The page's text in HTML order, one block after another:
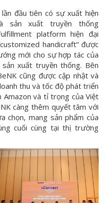
đầu tiên có sự xuất hiện
sản xuất truyền thống
platform hiện đại
handicraft” được
mới cho sự hợp tác của
xuất truyền thống. Bên
cũng được cập nhật và
thu và tốc độ phát triển
và tỉ trọng của Việt
càng thêm quyết tâm với
chọn, mang sản phẩm của
cuối cùng tại thị trường